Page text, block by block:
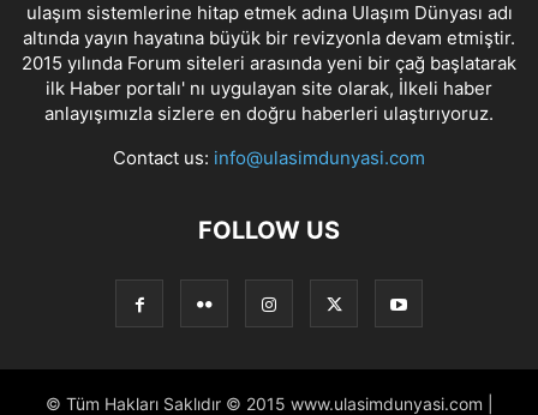
ulaşım sistemlerine hitap etmek adına Ulaşım Dünyası adı
altında yayın hayatına büyük bir revizyonla devam etmiştir.
2015 yılında Forum siteleri arasında yeni bir çağ başlatarak
ilk Haber portalı' nı uygulayan site olarak, İlkeli haber
anlayışımızla sizlere en doğru haberleri ulaştırıyoruz.
Contact us: info@ulasimdunyasi.com
FOLLOW US
© Tüm Hakları Saklıdır © 2015 www.ulasimdunyasi.com |